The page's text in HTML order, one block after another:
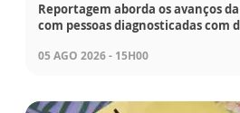
Reportagem aborda os avanços
com pessoas diagnosticadas com
05 AGO 2026 - 15H00